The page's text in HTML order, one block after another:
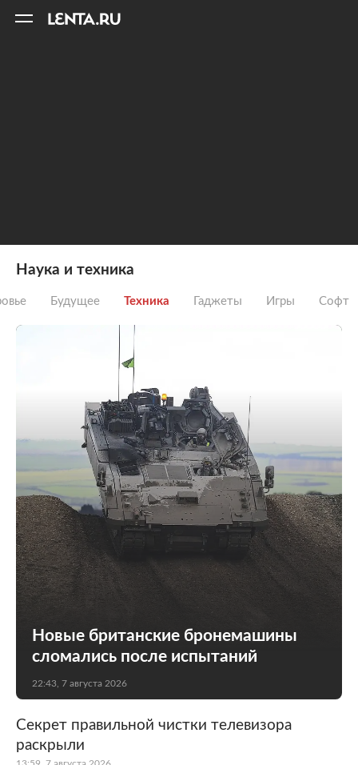
Наука и техника
Будущее Техника Гаджеты Игры Софт
Новые британские бронемашины
сломались после испытаний
22:43, 7 августа 2026
Секрет правильной чистки телевизора
раскрыли